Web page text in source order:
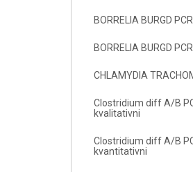
BORRELIA BURGD PCR
BORRELIA BURGD
CHLAMYDIA
Clostridium diff A/B
kvalitativni
Clostridium diff A/B
kvantitativni